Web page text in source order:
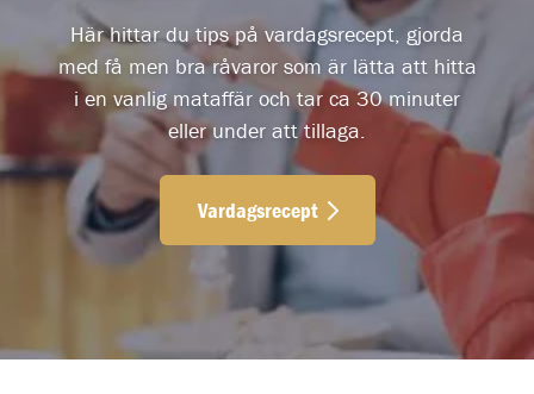
Här hittar du tips på vardagsrecept, gjorda
med få men bra råvaror som är lätta att hitta
i en vanlig mataffär och tar ca 30 minuter
eller under att tillaga.
Vardagsrecept
Vardagsrecept Enkla recept